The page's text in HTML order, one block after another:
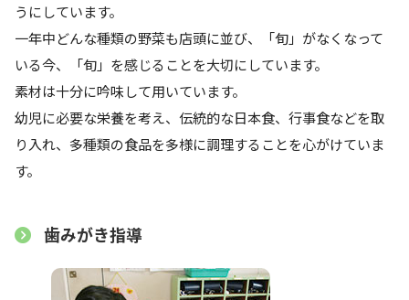
うにしています。
一年中どんな種類の野菜も店頭に並び、「旬」がなくなって
いる今、「旬」を感じることを大切にしています。
素材は十分に吟味して用いています。
幼児に必要な栄養を考え、伝統的な日本食、行事食などを取
り入れ、多種類の食品を多様に調理することを心がけていま
す。
歯みがき指導